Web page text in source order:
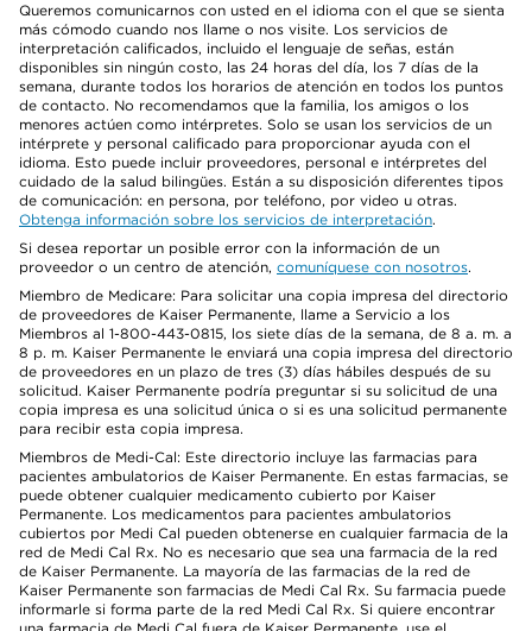
Queremos comunicarnos con usted en el idioma con el que se sienta
más cómodo cuando nos llame o nos visite. Los servicios de
interpretación calificados, incluido el lenguaje de señas, están
disponibles sin ningún costo, las 24 horas del día, los 7 días de la
semana, durante todos los horarios de atención en todos los puntos
de contacto. No recomendamos que la familia, los amigos o los
menores actúen como intérpretes. Solo se usan los servicios de un
intérprete y personal calificado para proporcionar ayuda con el
idioma. Esto puede incluir proveedores, personal e intérpretes del
cuidado de la salud bilingües. Están a su disposición diferentes tipos
de comunicación: en persona, por teléfono, por video u otras.
Obtenga información sobre los servicios de interpretación.
Si desea reportar un posible error con la información de un
proveedor o un centro de atención, comuníquese con nosotros.
Miembro de Medicare: Para solicitar una copia impresa del directorio
de proveedores de Kaiser Permanente, llame a Servicio a los
Miembros al 1-800-443-0815, los siete días de la semana, de 8 a. m. a
8 p. m. Kaiser Permanente le enviará una copia impresa del directorio
de proveedores en un plazo de tres (3) días hábiles después de su
solicitud. Kaiser Permanente podría preguntar si su solicitud de una
copia impresa es una solicitud única o si es una solicitud permanente
para recibir esta copia impresa.
Miembros de Medi-Cal: Este directorio incluye las farmacias para
pacientes ambulatorios de Kaiser Permanente. En estas farmacias, se
puede obtener cualquier medicamento cubierto por Kaiser
Permanente. Los medicamentos para pacientes ambulatorios
cubiertos por Medi Cal pueden obtenerse en cualquier farmacia de la
red de Medi Cal Rx. No es necesario que sea una farmacia de la red
de Kaiser Permanente. La mayoría de las farmacias de la red de
Kaiser Permanente son farmacias de Medi Cal Rx. Su farmacia puede
informarle si forma parte de la red Medi Cal Rx. Si quiere encontrar